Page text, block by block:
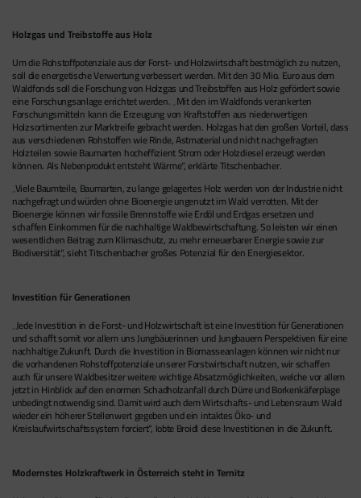
Holzgas und Treibstoffe aus Holz
Um die Rohstoffpotenziale aus der Forst- und Holzwirtschaft bestmöglich zu nutzen,
soll die energetische Verwertung verbessert werden. Mit den 30 Mio. Euro aus dem
Waldfonds soll die Forschung von Holzgas und Treibstoffen aus Holz gefördert sowie
eine Forschungsanlage errichtet werden. „Mit den im Waldfonds verankerten
Forschungsmitteln kann die Erzeugung von Kraftstoffen aus niederwertigen
Holzsortimenten zur Marktreife gebracht werden. Holzgas hat den großen Vorteil, dass
aus verschiedenen Rohstoffen wie Rinde, Astmaterial und nicht nachgefragten
Holzteilen sowie Baumarten hocheffizient Strom oder Holzdiesel erzeugt werden
können. Als Nebenprodukt entsteht Wärme“, erklärte Titschenbacher.
„Viele Baumteile, Baumarten, zu lange gelagertes Holz werden von der Industrie nicht
nachgefragt und würden ohne Bioenergie ungenutzt im Wald verrotten. Mit der
Bioenergie können wir fossile Brennstoffe wie Erdöl und Erdgas ersetzen und
schaffen Einkommen für die nachhaltige Waldbewirtschaftung. So leisten wir einen
wesentlichen Beitrag zum Klimaschutz, zu mehr erneuerbarer Energie sowie zur
Biodiversität“, sieht Titschenbacher großes Potenzial für den Energiesektor.
Investition für Generationen
„Jede Investition in die Forst- und Holzwirtschaft ist eine Investition für Generationen
und schafft somit vor allem uns Jungbäuerinnen und Jungbauern Perspektiven für eine
nachhaltige Zukunft. Durch die Investition in Biomasseanlagen können wir nicht nur
die vorhandenen Rohstoffpotenziale unserer Forstwirtschaft nutzen, wir schaffen
auch für unsere Waldbesitzer weitere wichtige Absatzmöglichkeiten, welche vor allem
jetzt in Hinblick auf den enormen Schadholzanfall durch Dürre und Borkenkäferplage
unbedingt notwendig sind. Damit wird auch dem Wirtschafts- und Lebensraum Wald
wieder ein höherer Stellenwert gegeben und ein intaktes Öko- und
Kreislaufwirtschaftssystem forciert“, lobte Broidl diese Investitionen in die Zukunft.
Modernstes Holzkraftwerk in Österreich steht in Ternitz